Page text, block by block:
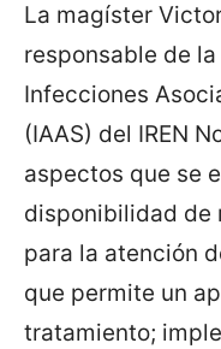
La magíster
responsable de
Infecciones
(IAAS) del IREN
aspectos que se
disponibilidad de
para la atención
que permite un
tratamiento;